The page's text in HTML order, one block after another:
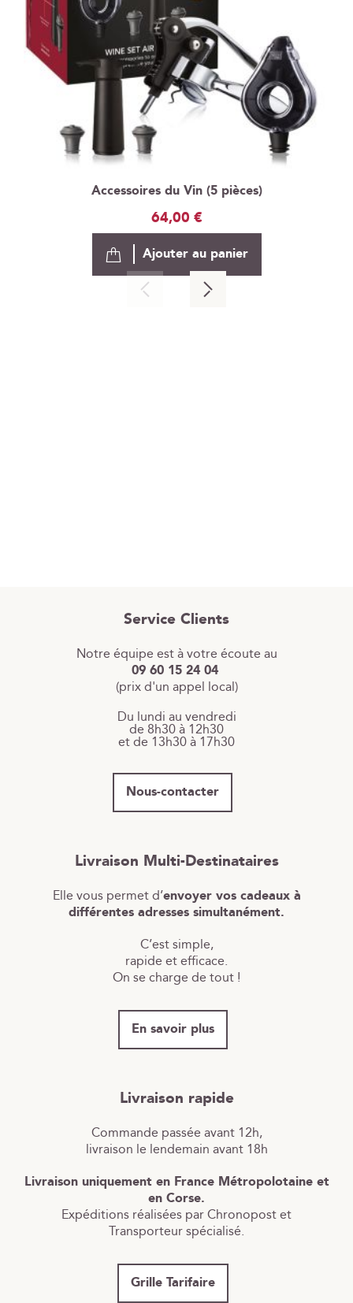
Accessoires du Vin (5 pièces)
64,00 €
Ajouter au panier
Service Clients
Notre équipe est à votre écoute au
09 60 15 24 04
(prix d'un appel local)
Du lundi au vendredi
de 8h30 à 12h30
et de 13h30 à 17h30
Nous-contacter
Livraison Multi-Destinataires
Elle vous permet d’envoyer vos cadeaux à
différentes adresses simultanément.
C’est simple,
rapide et efficace.
On se charge de tout !
En savoir plus
Livraison rapide
Commande passée avant 12h,
livraison le lendemain avant 18h
Livraison uniquement en France Métropolotaine et
en Corse.
Expéditions réalisées par Chronopost et
Transporteur spécialisé.
Grille Tarifaire